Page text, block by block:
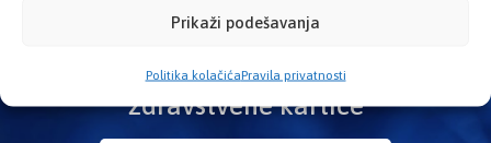
Prikaži podešavanja
Politika kolačićaPravila privatnosti
Provjerite status vaše elektronske
zdravstvene kartice